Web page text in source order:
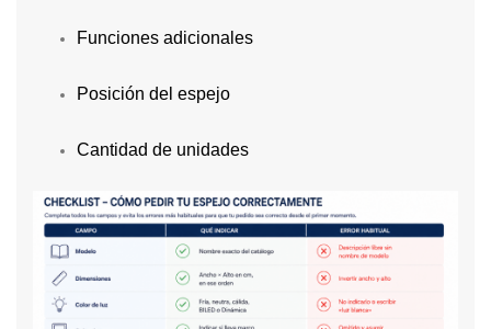
Funciones adicionales
Posición del espejo
Cantidad de unidades